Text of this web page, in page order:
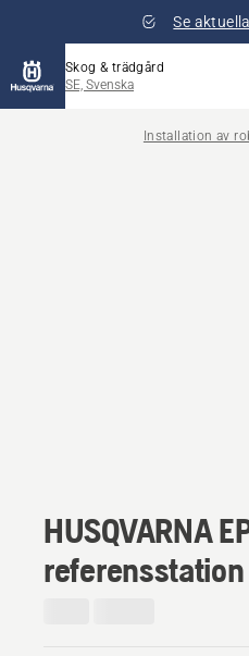
Se
Skog & trädgård
SE, Svenska
Installation av
HUSQVARNA
referensstation